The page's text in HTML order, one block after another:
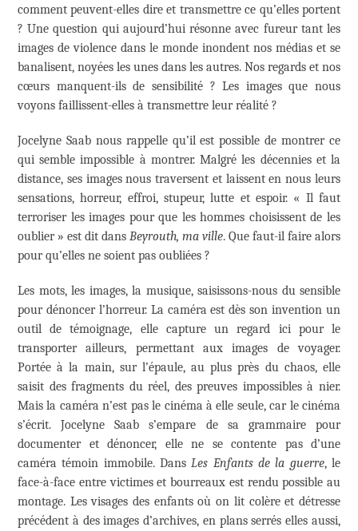
comment peuvent-elles dire et transmettre ce qu’elles portent
? Une question qui aujourd’hui résonne avec fureur tant les
images de violence dans le monde inondent nos médias et se
banalisent, noyées les unes dans les autres. Nos regards et nos
cœurs manquent-ils de sensibilité ? Les images que nous
voyons faillissent-elles à transmettre leur réalité ?
Jocelyne Saab nous rappelle qu’il est possible de montrer ce
qui semble impossible à montrer. Malgré les décennies et la
distance, ses images nous traversent et laissent en nous leurs
sensations, horreur, effroi, stupeur, lutte et espoir. « Il faut
terroriser les images pour que les hommes choisissent de les
oublier » est dit dans Beyrouth, ma ville. Que faut-il faire alors
pour qu’elles ne soient pas oubliées ?
Les mots, les images, la musique, saisissons-nous du sensible
pour dénoncer l’horreur. La caméra est dès son invention un
outil de témoignage, elle capture un regard ici pour le
transporter ailleurs, permettant aux images de voyager.
Portée à la main, sur l’épaule, au plus près du chaos, elle
saisit des fragments du réel, des preuves impossibles à nier.
Mais la caméra n’est pas le cinéma à elle seule, car le cinéma
s’écrit. Jocelyne Saab s’empare de sa grammaire pour
documenter et dénoncer, elle ne se contente pas d’une
caméra témoin immobile. DansLes Enfants de la guerre, le
face-à-face entre victimes et bourreaux est rendu possible au
montage. Les visages des enfants où on lit colère et détresse
précédent à des images d’archives, en plans serrés elles aussi,